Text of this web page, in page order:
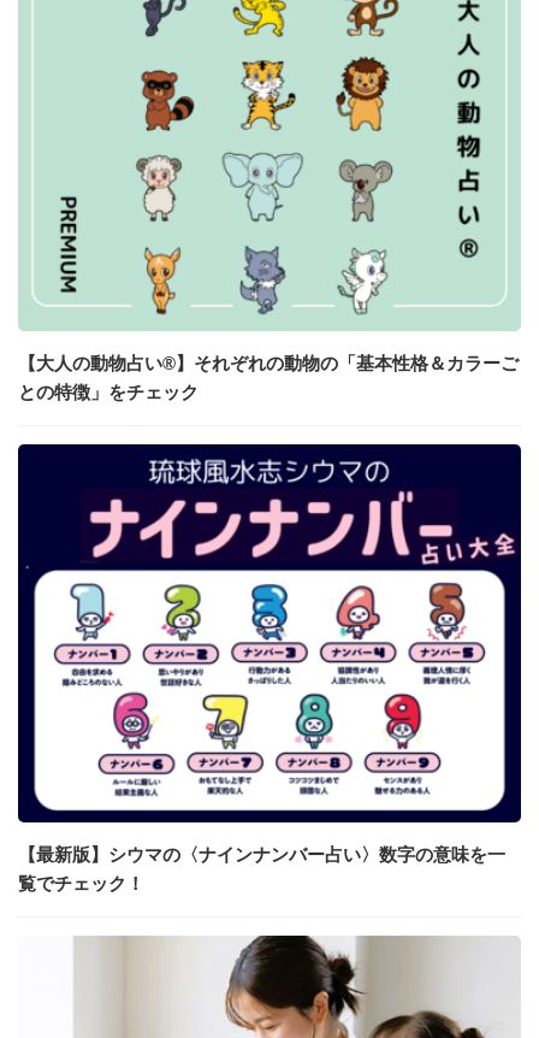
【大人の動物占い®】それぞれの動物の「基本性格＆カラーご
との特徴」をチェック
【最新版】シウマの〈ナインナンバー占い〉数字の意味を一
覧でチェック！